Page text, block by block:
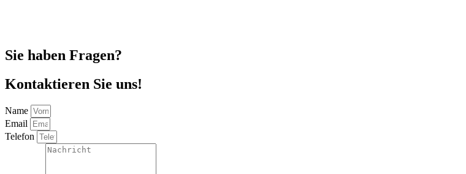
Sie haben Fragen?
Kontaktieren Sie uns!
Name
Email
Telefon